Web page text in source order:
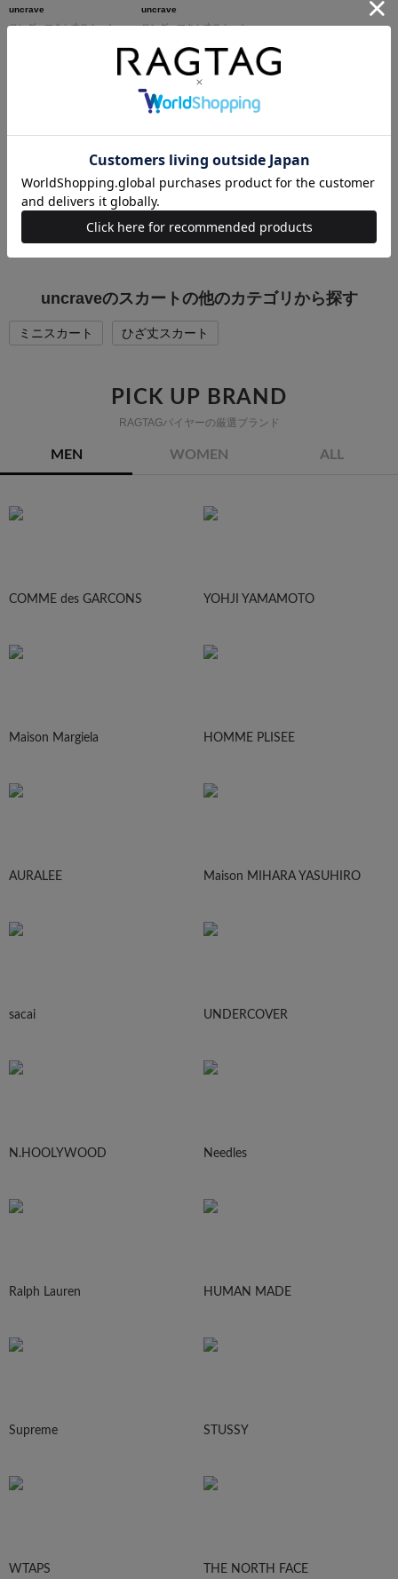
uncrave
ロング・マキシ丈スカート
uncrave
ロング・マキシ丈スカート
コンディション: 新品同様
4,800円（税込）
Tシャツ・カットソー シャツ ニット
パンツ
スカート
ワンピース ジャケット
ブルゾン
uncraveのスカートの他のカテゴリから探す
ミニスカート ひざ丈スカート
PICK UP BRAND
RAGTAGバイヤーの厳選ブランド
MEN WOMEN ALL
COMME des GARCONS YOHJI YAMAMOTO
Maison Margiela HOMME PLISEE
AURALEE Maison MIHARA YASUHIRO
sacai UNDERCOVER
N.HOOLYWOOD Needles
Ralph Lauren HUMAN MADE
Supreme STUSSY
WTAPS THE NORTH FACE